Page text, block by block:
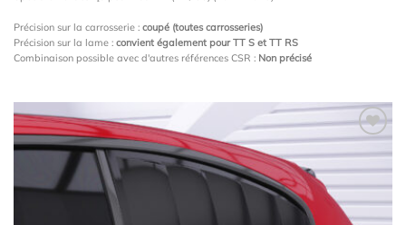
Précision sur la carrosserie : coupé (toutes carrosseries)
Précision sur la lame : convient également pour TT S et TT RS
Combinaison possible avec d'autres références CSR : Non précisé
à la
wishlist